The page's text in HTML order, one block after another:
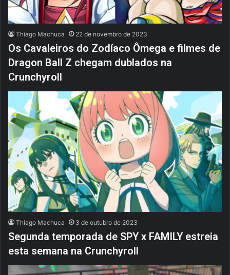
Thiago Machuca 22 de novembro de 2023
Os Cavaleiros do Zodíaco Ômega e filmes de
Dragon Ball Z chegam dublados na
Crunchyroll
Thiago Machuca 3 de outubro de 2023
Segunda temporada de SPY x FAMILY estreia
esta semana na Crunchyroll